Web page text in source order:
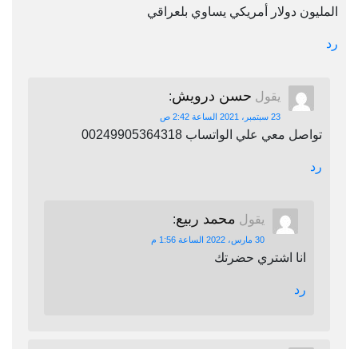
المليون دولار أمريكي يساوي بلعراقي
رد
يقول حسن درويش:
23 سبتمبر، 2021 الساعة 2:42 ص
تواصل معي علي الواتساب 00249905364318
رد
يقول محمد ربيع:
30 مارس، 2022 الساعة 1:56 م
انا اشتري حضرتك
رد